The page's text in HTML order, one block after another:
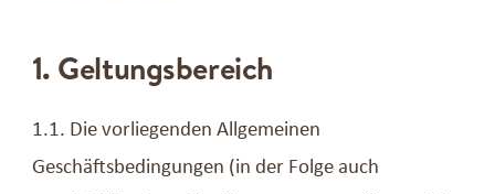
1. Geltungsbereich
1.1. Die vorliegenden Allgemeinen
Geschäftsbedingungen (in der Folge auch